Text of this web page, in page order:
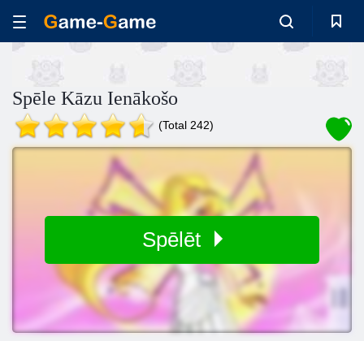
Spēle Kāzu Ienākošo
(Total 242)
Spēlēt